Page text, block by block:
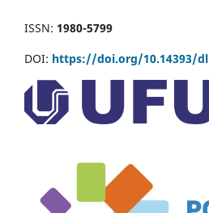
ISSN: 1980-5799
DOI: https://doi.org/10.14393/dl